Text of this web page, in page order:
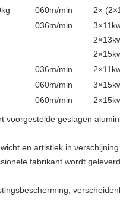
060m/min 2× (2
036m/min 3
036m/min 2
060m/min
060m/min 2
voorgestelde geslagen
en artistiek in verschijning.
fabrikant wordt